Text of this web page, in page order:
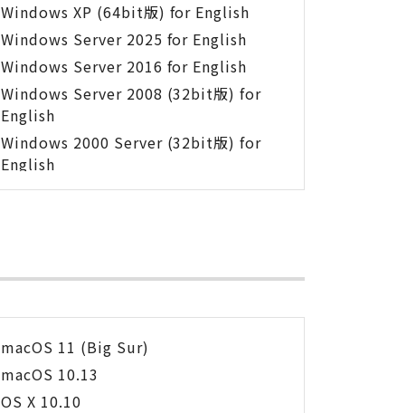
Windows XP (64bit版) for English
Windows Server 2025 for English
Windows Server 2016 for English
Windows Server 2008 (32bit版) for
English
Windows 2000 Server (32bit版) for
English
macOS 11 (Big Sur)
macOS 10.13
OS X 10.10